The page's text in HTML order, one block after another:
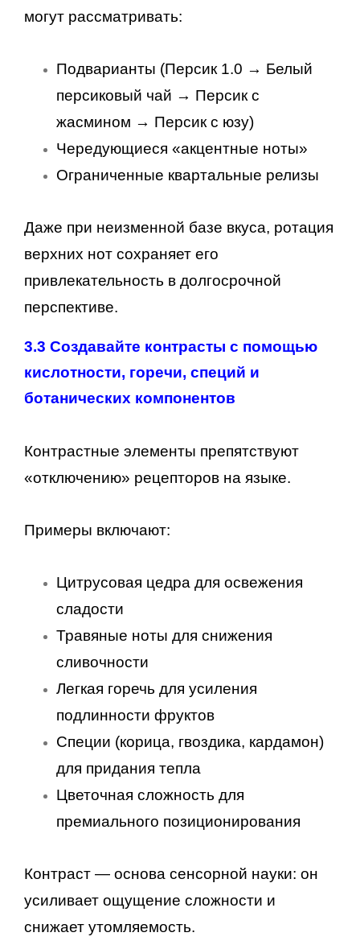
могут рассматривать:
Подварианты (Персик 1.0 → Белый
персиковый чай → Персик с
жасмином → Персик с юзу)
Чередующиеся «акцентные ноты»
Ограниченные квартальные релизы
Даже при неизменной базе вкуса, ротация
верхних нот сохраняет его
привлекательность в долгосрочной
перспективе.
3.3 Создавайте контрасты с помощью
кислотности, горечи, специй и
ботанических компонентов
Контрастные элементы препятствуют
«отключению» рецепторов на языке.
Примеры включают:
Цитрусовая цедра для освежения
сладости
Травяные ноты для снижения
сливочности
Легкая горечь для усиления
подлинности фруктов
Специи (корица, гвоздика, кардамон)
для придания тепла
Цветочная сложность для
премиального позиционирования
Контраст — основа сенсорной науки: он
усиливает ощущение сложности и
снижает утомляемость.